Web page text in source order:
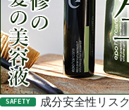
SAFETY 成分安全性リスク